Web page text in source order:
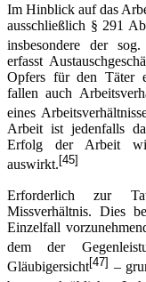
Im Hinblick auf das
ausschließlich § 291
insbesondere der
erfasst
Opfers für den Täter
fallen auch
eines
Arbeit ist jedenfalls
Erfolg der Arbeit
auswirkt. [45]
Erforderlich zur
Missverhältnis. Dies
Einzelfall
dem der
Gläubigersicht[47] –